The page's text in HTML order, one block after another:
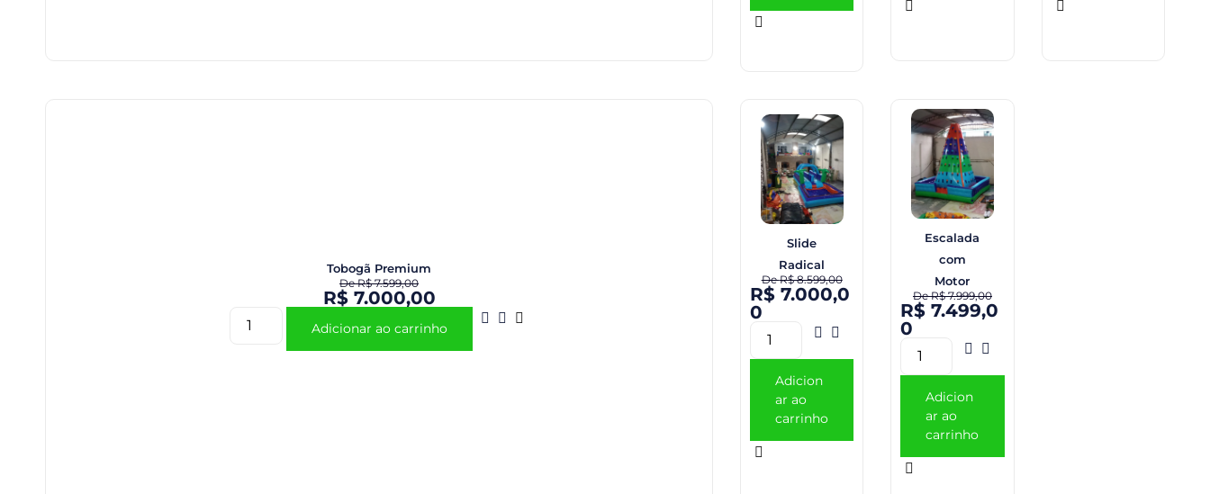
Tobogã Premium
DeR$7.599,00
R$7.000,00
Adicionar ao carrinho
Slide
Radical
DeR$8.599,00
R$ 7.000,0
0
Adicion
ar ao
carrinho
Escalada
com
Motor
DeR$7.999,00
R$ 7.499,0
0
Adicion
ar ao
carrinho